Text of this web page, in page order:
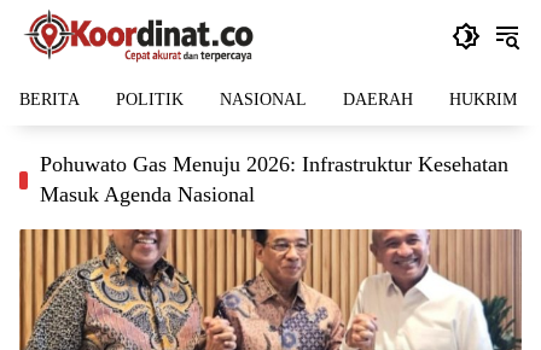
Langsung
BERITA POLITIK NASIONAL DAERAH HUKRIM
Pohuwato Gas Menuju 2026: Infrastruktur Kesehatan
Masuk Agenda Nasional